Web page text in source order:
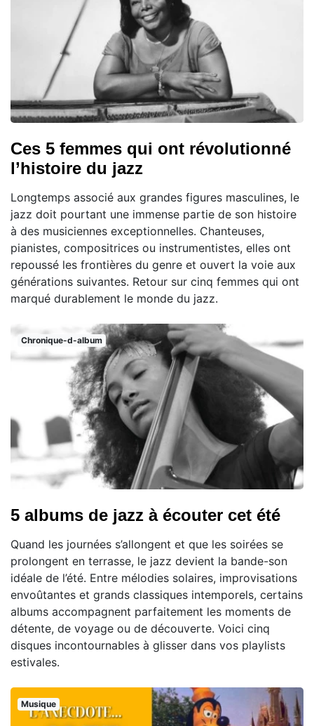
Ces 5 femmes qui ont révolutionné
l’histoire du jazz
Longtemps associé aux grandes figures masculines, le
jazz doit pourtant une immense partie de son histoire
à des musiciennes exceptionnelles. Chanteuses,
pianistes, compositrices ou instrumentistes, elles ont
repoussé les frontières du genre et ouvert la voie aux
générations suivantes. Retour sur cinq femmes qui ont
marqué durablement le monde du jazz.
Chronique-d-album
5 albums de jazz à écouter cet été
Quand les journées s’allongent et que les soirées se
prolongent en terrasse, le jazz devient la bande-son
idéale de l’été. Entre mélodies solaires, improvisations
envoûtantes et grands classiques intemporels, certains
albums accompagnent parfaitement les moments de
détente, de voyage ou de découverte. Voici cinq
disques incontournables à glisser dans vos playlists
estivales.
Musique